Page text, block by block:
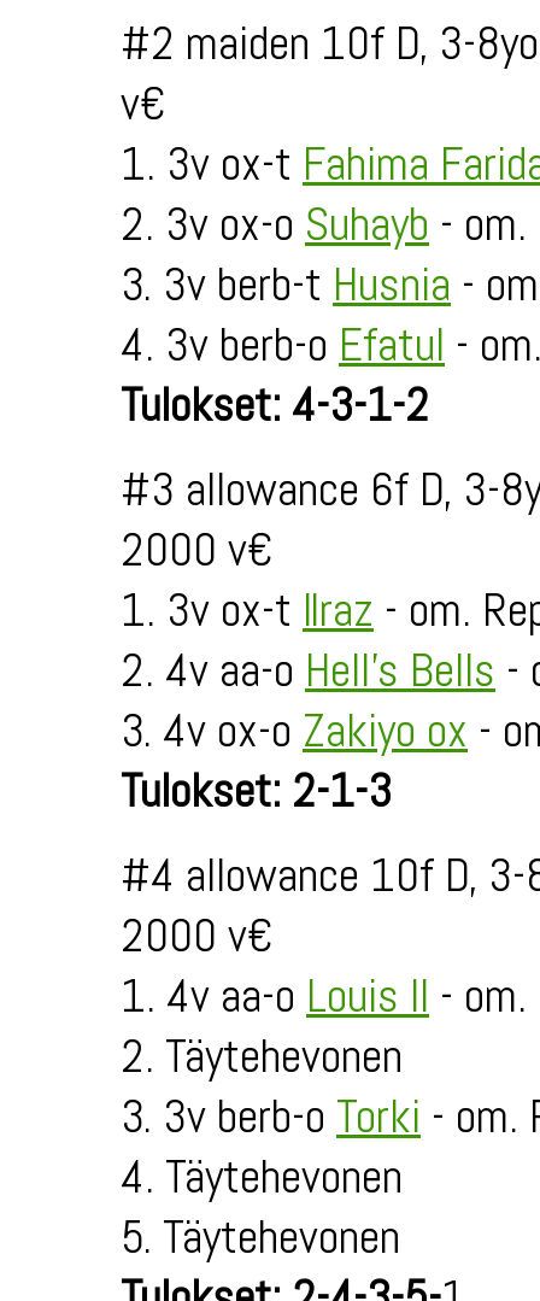
#2 maiden 10f D, 3-
v€
1. 3v ox-t Fahima
2. 3v ox-o Suhayb -
3. 3v berb-t Husnia -
4. 3v berb-o Efatul -
Tulokset: 4-3-1-2
#3 allowance 6f D, 3-
2000 v€
1. 3v ox-t Ilraz - om.
2. 4v aa-o Hell's Bells -
3. 4v ox-o Zakiyo ox -
Tulokset: 2-1-3
#4 allowance 10f D,
2000 v€
1. 4v aa-o Louis II -
2. Täytehevonen
3. 3v berb-o Torki - om.
4. Täytehevonen
5. Täytehevonen